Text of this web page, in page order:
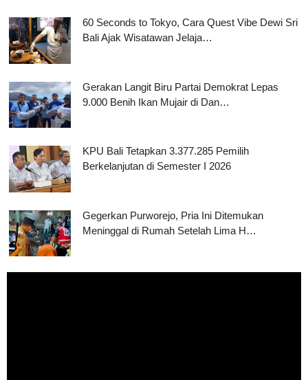
60 Seconds to Tokyo, Cara Quest Vibe Dewi Sri
Bali Ajak Wisatawan Jelaja…
Gerakan Langit Biru Partai Demokrat Lepas
9.000 Benih Ikan Mujair di Dan…
KPU Bali Tetapkan 3.377.285 Pemilih
Berkelanjutan di Semester I 2026
Gegerkan Purworejo, Pria Ini Ditemukan
Meninggal di Rumah Setelah Lima H…